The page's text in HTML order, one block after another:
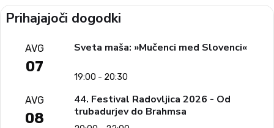
Prihajajoči dogodki
AVG
07
Sveta maša: »Mučenci med Slovenci«
19:00 - 20:30
AVG
08
44. Festival Radovljica 2026 - Od
trubadurjev do Brahmsa